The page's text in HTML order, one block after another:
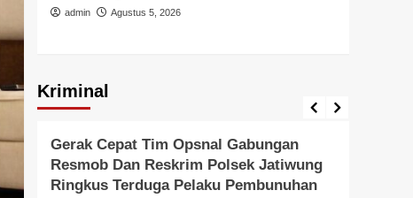
admin Agustus 5, 2026
Kriminal
Berita Polisi
Gerak Cepat Tim Opsnal Gabungan
Resmob Dan Reskrim Polsek Jatiwung
Ringkus Terduga Pelaku Pembunuhan